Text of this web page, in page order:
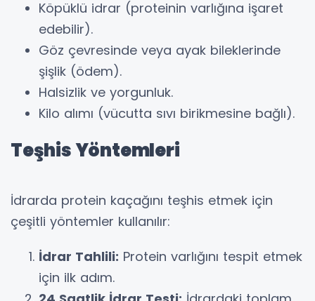
Köpüklü idrar (proteinin varlığına işaret
edebilir).
Göz çevresinde veya ayak bileklerinde
şişlik (ödem).
Halsizlik ve yorgunluk.
Kilo alımı (vücutta sıvı birikmesine bağlı).
Teşhis Yöntemleri
İdrarda protein kaçağını teşhis etmek için
çeşitli yöntemler kullanılır:
İdrar Tahlili: Protein varlığını tespit etmek
için ilk adım.